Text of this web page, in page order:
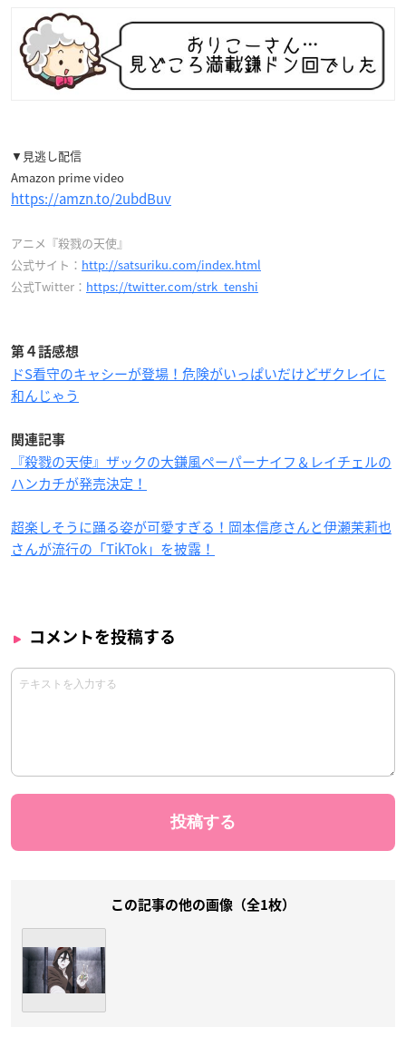
▼見逃し配信
Amazon prime video
https://amzn.to/2ubdBuv
アニメ『殺戮の天使』
公式サイト： http://satsuriku.com/index.html
公式Twitter： https://twitter.com/strk_tenshi
第４話感想
ドS看守のキャシーが登場！危険がいっぱいだけどザクレイに
和んじゃう
関連記事
『殺戮の天使』ザックの大鎌風ペーパーナイフ＆レイチェルの
ハンカチが発売決定！
超楽しそうに踊る姿が可愛すぎる！岡本信彦さんと伊瀬茉莉也
さんが流行の「TikTok」を披露！
コメントを投稿する
この記事の他の画像（全1枚）